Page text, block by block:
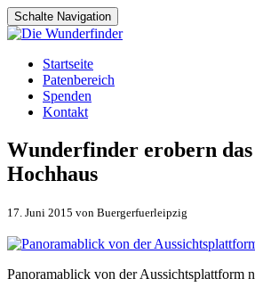
Schalte Navigation
Zum
Inhalt
springen
Startseite
Patenbereich
Spenden
Kontakt
Wunderfinder erobern
Hochhaus
17. Juni 2015 von Buergerfuerleipzig
Panoramablick von der Aussichtsplattform